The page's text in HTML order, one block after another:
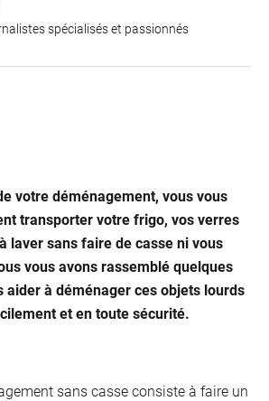
votre déménagement, vous vous
transporter votre frigo, vos verres
laver sans faire de casse ni vous
vous avons rassemblé quelques
aider à déménager ces objets lourds
et en toute sécurité.
sans casse consiste à faire un
spécialisés et passionnés